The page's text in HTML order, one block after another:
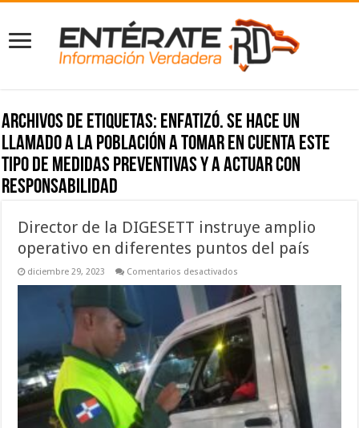
Archivos de etiquetas: enfatizó. Se hace un
llamado a la población a tomar en cuenta este
tipo de medidas preventivas y a actuar con
responsabilidad
Director de la DIGESETT instruye amplio
operativo en diferentes puntos del país
diciembre 29, 2023 Comentarios desactivados
la
DIGESETT
instruye
amplio
operativo
diferentes
puntos
del
país